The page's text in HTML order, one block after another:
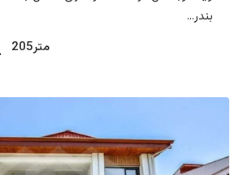
بندر...
205متر